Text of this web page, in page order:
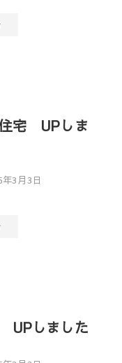
宅 UPしま
3月3日
UPしました